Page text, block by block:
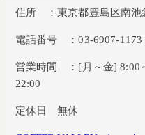
住所 ：東京都豊島区南池
電話番号 ：03-6907-1173
営業時間 ：[月～金] 8:00
22:00
定休日 無休